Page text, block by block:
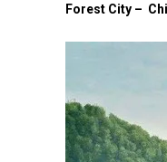
Forest City –